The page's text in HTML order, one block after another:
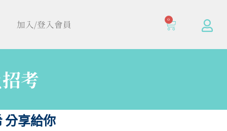
加入/登入會員 0
考
分享給你